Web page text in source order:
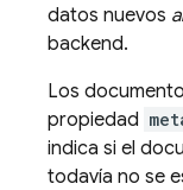
datos nuevos
backend.
Los
propiedad
indica si el
todavía no se